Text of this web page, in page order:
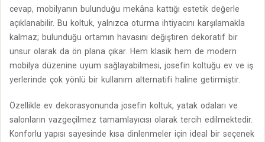
cevap, mobilyanın bulunduğu mekâna kattığı estetik değerle
açıklanabilir. Bu koltuk, yalnızca oturma ihtiyacını karşılamakla
kalmaz; bulunduğu ortamın havasını değiştiren dekoratif bir
unsur olarak da ön plana çıkar. Hem klasik hem de modern
mobilya düzenine uyum sağlayabilmesi, josefin koltuğu ev ve iş
yerlerinde çok yönlü bir kullanım alternatifi haline getirmiştir.
Özellikle ev dekorasyonunda josefin koltuk, yatak odaları ve
salonların vazgeçilmez tamamlayıcısı olarak tercih edilmektedir.
Konforlu yapısı sayesinde kısa dinlenmeler için ideal bir seçenek